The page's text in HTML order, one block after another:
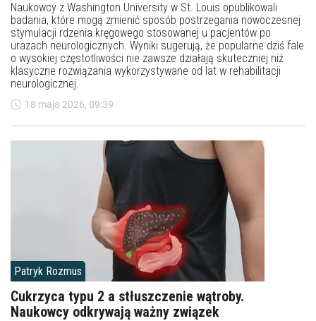
Naukowcy z Washington University w St. Louis opublikowali
badania, które mogą zmienić sposób postrzegania nowoczesnej
stymulacji rdzenia kręgowego stosowanej u pacjentów po
urazach neurologicznych. Wyniki sugerują, że popularne dziś fale
o wysokiej częstotliwości nie zawsze działają skuteczniej niż
klasyczne rozwiązania wykorzystywane od lat w rehabilitacji
neurologicznej.
18 maja 2026, 09:39
Patryk Rozmus
Cukrzyca typu 2 a stłuszczenie wątroby.
Naukowcy odkrywają ważny związek